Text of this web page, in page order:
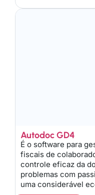
Autodoc GD4
É o software para
fiscais de
controle eficaz da
problemas com
uma considerável